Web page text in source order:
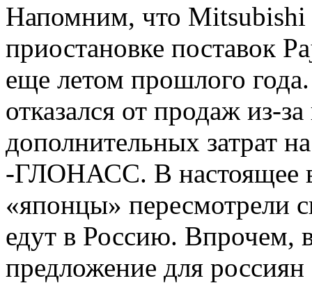
Напомним, что Mitsubishi
приостановке поставок
еще летом прошлого
отказался от продаж из-
дополнительных затрат
-ГЛОНАСС. В настоящее
«японцы» пересмотрели
едут в Россию. Впрочем,
предложение для